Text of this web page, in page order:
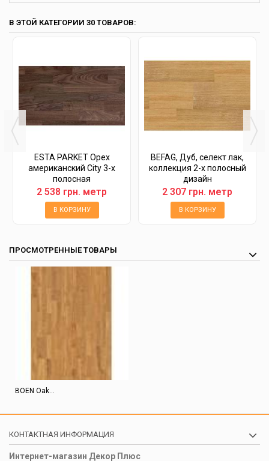
В ЭТОЙ КАТЕГОРИИ 30 ТОВАРОВ:
ESTA PARKET Орех
американский City 3-х
полосная
2 538 грн. метр
В КОРЗИНУ
BEFAG, Дуб, селект лак,
коллекция 2-х полосный
дизайн
2 307 грн. метр
В КОРЗИНУ
ПРОСМОТРЕННЫЕ ТОВАРЫ
BOEN Oak...
КОНТАКТНАЯ ИНФОРМАЦИЯ
Интернет-магазин Декор Плюс